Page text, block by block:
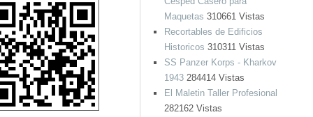
Maquetas 310661 Vistas
Recortables de Edificios
Historicos 310311 Vistas
SS Panzer Korps - Kharkov
1943284414 Vistas
El Maletin Taller Profesional
282162 Vistas